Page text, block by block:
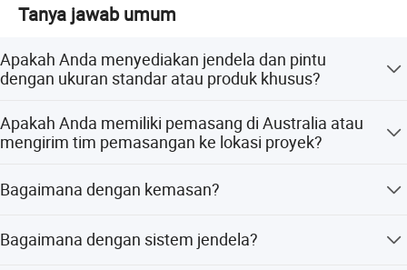
Tanya jawab umum
Apakah Anda menyediakan jendela dan pintu
dengan ukuran standar atau produk khusus?
beberapa di antaranya mendapatkan jendela dan pintu
dengan ukuran standar dari pabrik Rocky, serta
pengembang, dan kontraktor.
Apakah Anda memiliki pemasang di Australia atau
mengirim tim pemasangan ke lokasi proyek?
pelanggan melakukan pemasangan dengan mudah.
rangka pemasangan untuk dinding bata, dinding bata
ringan, dinding beton, dan dinding kayu. Jika diperlukan,
Bagaimana dengan kemasan?
negeri, dan tidak ada pelanggan yang mengajukan
Bagaimana dengan sistem jendela?